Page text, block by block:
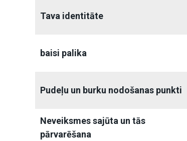
Tava identitāte
baisi palika
Pudeļu un burku nodošanas punkti
Neveiksmes sajūta un tās
pārvarēšana